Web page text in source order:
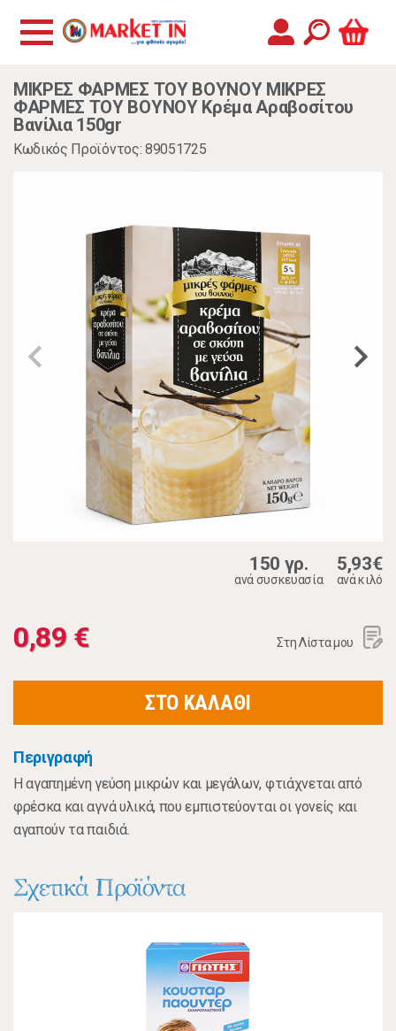
ΜΙΚΡΕΣ ΦΑΡΜΕΣ ΤΟΥ ΒΟΥΝΟΥ ΜΙΚΡΕΣ
ΦΑΡΜΕΣ ΤΟΥ ΒΟΥΝΟΥ Κρέμα Αραβοσίτου
Βανίλια 150gr
Κωδικός Προϊόντος: 89051725
150 γρ.
ανά συσκευασία
5,93€
ανά κιλό
0,89 € Στη Λίστα μου
ΣΤΟ ΚΑΛΑΘΙ
Περιγραφή
Η αγαπημένη γεύση μικρών και μεγάλων, φτιάχνεται από
φρέσκα και αγνά υλικά, που εμπιστεύονται οι γονείς και
αγαπούν τα παιδιά.
Σχετικά Προϊόντα